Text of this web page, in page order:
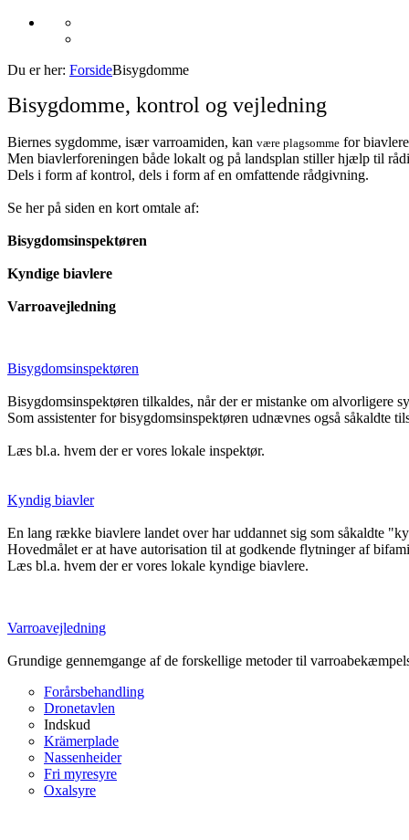
Du er her: ForsideBisygdomme
Bisygdomme, kontrol og vejledning
Biernes sygdomme, især varroamiden, kan være plagsomme for
Men biavlerforeningen både lokalt og på landsplan stiller hjælp til
Dels i form af kontrol, dels i form af en omfattende rådgivning.
Se her på siden en kort omtale af:
Bisygdomsinspektøren
Kyndige biavlere
Varroavejledning
Bisygdomsinspektøren
Bisygdomsinspektøren tilkaldes, når der er mistanke om alvorligere
Som assistenter for bisygdomsinspektøren udnævnes også såkaldte
Læs bl.a. hvem der er vores lokale inspektør.
Kyndig biavler
En lang række biavlere landet over har uddannet sig som såkaldte
Hovedmålet er at have autorisation til at godkende flytninger af
Læs bl.a. hvem der er vores lokale kyndige biavlere.
Varroavejledning
Grundige gennemgange af de forskellige metoder til
Forårsbehandling
Dronetavlen
Indskud
Krämerplade
Nassenheider
Fri myresyre
Oxalsyre